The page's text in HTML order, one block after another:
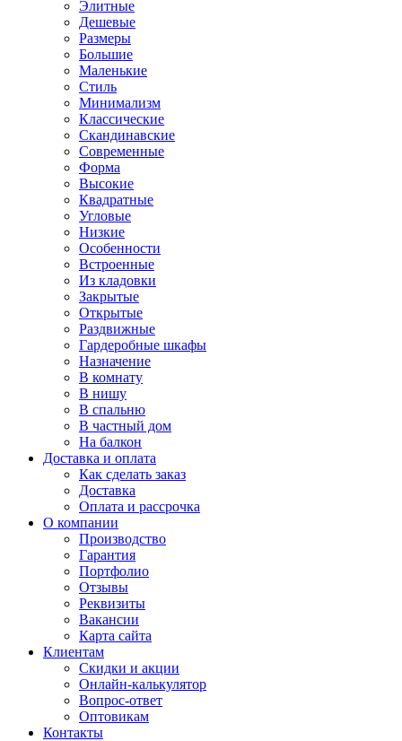
Элитные
Дешевые
Размеры
Большие
Маленькие
Стиль
Минимализм
Классические
Скандинавские
Современные
Форма
Высокие
Квадратные
Угловые
Низкие
Особенности
Встроенные
Из кладовки
Закрытые
Открытые
Раздвижные
Гардеробные шкафы
Назначение
В комнату
В нишу
В спальню
В частный дом
На балкон
Доставка и оплата
Как сделать заказ
Доставка
Оплата и рассрочка
О компании
Производство
Гарантия
Портфолио
Отзывы
Реквизиты
Вакансии
Карта сайта
Клиентам
Скидки и акции
Онлайн-калькулятор
Вопрос-ответ
Оптовикам
Контакты